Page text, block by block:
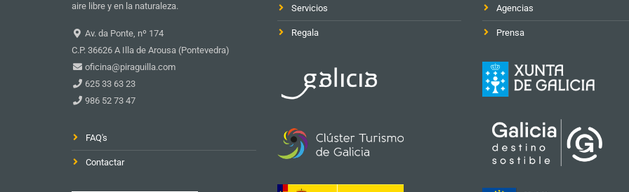
aire libre y en la naturaleza.
Av. da Ponte, nº 174
C.P. 36626 A Illa de Arousa (Pontevedra)
oficina@piraguilla.com
625 33 63 23
986 52 73 47
FAQ's
Contactar
Servicios
Regala
Agencias
Prensa